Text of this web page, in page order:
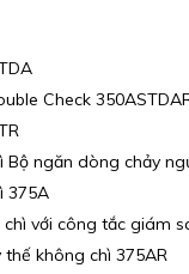
Check
ngăn dòng chảy
375A
với công tắc giám
không chì 375AR